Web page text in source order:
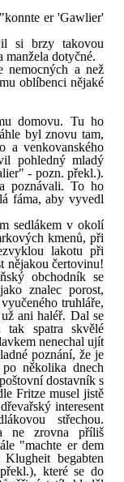
er 'Gawlier'
si brzy takovou
manžela dotyčné.
nemocných a než
oblíbenci nějaké
domovu. Tu ho
byl znovu tam,
a venkovanského
pohledný mladý
- pozn. překl.).
poznávali. To ho
fáma, aby vyvedl
sedlákem v okolí
kmenů, při
lakotu při
nějakou čertovinu!
obchodník se
znalec porost,
truhláře,
ani haléř. Dal se
tak spatra skvělé
nenechal ujít
poznání, že je
několika dnech
dostavník s
Fritze musel jistě
interesent
střechou.
ne zrovna příliš
"machte er dem
begabten
které se do